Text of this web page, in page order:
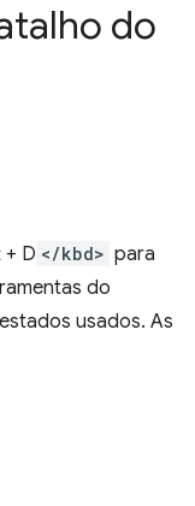
do
+ D </kbd> para
do
usados. As